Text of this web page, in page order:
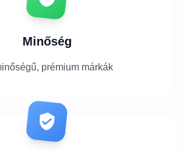
Minőség
prémium márkák